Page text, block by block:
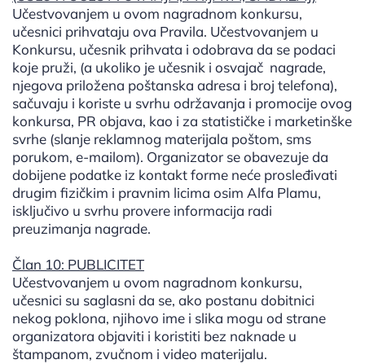
Učestvovanjem u ovom nagradnom konkursu,
učesnici prihvataju ova Pravila. Učestvovanjem u
Konkursu, učesnik prihvata i odobrava da se podaci
koje pruži, (a ukoliko je učesnik i osvajač nagrade,
njegova priložena poštanska adresa i broj telefona),
sačuvaju i koriste u svrhu održavanja i promocije ovog
konkursa, PR objava, kao i za statističke i marketinške
svrhe (slanje reklamnog materijala poštom, sms
porukom, e-mailom). Organizator se obavezuje da
dobijene podatke iz kontakt forme neće prosleđivati
drugim fizičkim i pravnim licima osim Alfa Plamu,
isključivo u svrhu provere informacija radi
preuzimanja nagrade.
Član 10: PUBLICITET
Učestvovanjem u ovom nagradnom konkursu,
učesnici su saglasni da se, ako postanu dobitnici
nekog poklona, njihovo ime i slika mogu od strane
organizatora objaviti i koristiti bez naknade u
štampanom, zvučnom i video materijalu.